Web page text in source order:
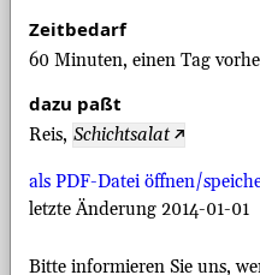
Zeitbedarf
60 Minuten, einen Tag
dazu paßt
Reis, Schichtsalat
als PDF-Datei öffnen/
letzte Änderung 2014-01-01
Bitte informieren Sie uns,